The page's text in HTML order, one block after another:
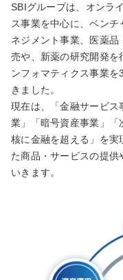
SBIグループは、オンラ
ス事業を中心に、ベン
ネジメント事業、医薬品
売や、新薬の研究開発を
ンフォマティクス事業
きました。
現在は、「金融サービ
業」「暗号資産事業」「
核に金融を超える」を実
た商品・サービスの提
いきます。